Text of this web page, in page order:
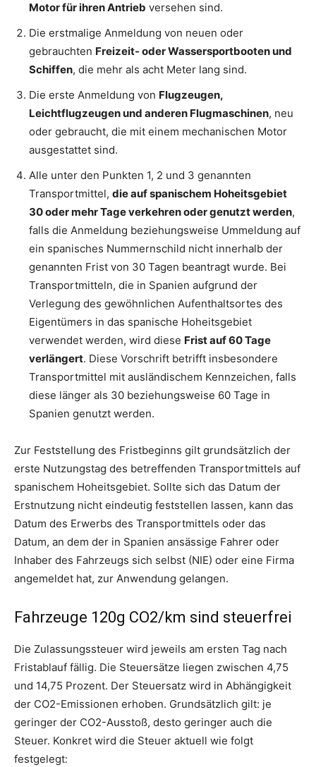
Motor für ihren Antrieb versehen sind.
Die erstmalige Anmeldung von neuen oder
gebrauchten Freizeit- oder Wassersportbooten und
Schiffen, die mehr als acht Meter lang sind.
Die erste Anmeldung von Flugzeugen,
Leichtflugzeugen und anderen Flugmaschinen, neu
oder gebraucht, die mit einem mechanischen Motor
ausgestattet sind.
Alle unter den Punkten 1, 2 und 3 genannten
Transportmittel, die auf spanischem Hoheitsgebiet
30 oder mehr Tage verkehren oder genutzt werden,
falls die Anmeldung beziehungsweise Ummeldung auf
ein spanisches Nummernschild nicht innerhalb der
genannten Frist von 30 Tagen beantragt wurde. Bei
Transportmitteln, die in Spanien aufgrund der
Verlegung des gewöhnlichen Aufenthaltsortes des
Eigentümers in das spanische Hoheitsgebiet
verwendet werden, wird diese Frist auf 60 Tage
verlängert. Diese Vorschrift betrifft insbesondere
Transportmittel mit ausländischem Kennzeichen, falls
diese länger als 30 beziehungsweise 60 Tage in
Spanien genutzt werden.
Zur Feststellung des Fristbeginns gilt grundsätzlich der
erste Nutzungstag des betreffenden Transportmittels auf
spanischem Hoheitsgebiet. Sollte sich das Datum der
Erstnutzung nicht eindeutig feststellen lassen, kann das
Datum des Erwerbs des Transportmittels oder das
Datum, an dem der in Spanien ansässige Fahrer oder
Inhaber des Fahrzeugs sich selbst (NIE) oder eine Firma
angemeldet hat, zur Anwendung gelangen.
Fahrzeuge 120g CO2/km sind steuerfrei
Die Zulassungssteuer wird jeweils am ersten Tag nach
Fristablauf fällig. Die Steuersätze liegen zwischen 4,75
und 14,75 Prozent. Der Steuersatz wird in Abhängigkeit
der CO2-Emissionen erhoben. Grundsätzlich gilt: je
geringer der CO2-Ausstoß, desto geringer auch die
Steuer. Konkret wird die Steuer aktuell wie folgt
festgelegt: